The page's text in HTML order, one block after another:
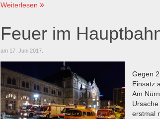
Weiterlesen
Feuer im
am 17. Juni 2017
Gegen
Einsatz
Am
erstmal